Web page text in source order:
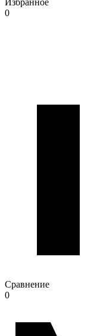
Избранное
0
Сравнение
0